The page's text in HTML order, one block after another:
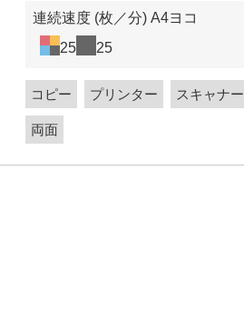
連続速度 (枚／分) A4ヨコ
25
25
コピー プリンター スキャナー
両面